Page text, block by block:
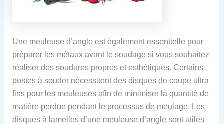
Une meuleuse d’angle est également essentielle pour
préparer les métaux avant le soudage si vous souhaitez
réaliser des soudures propres et esthétiques. Certains
postes à souder nécessitent des disques de coupe ultra
fins pour les meuleuses afin de minimiser la quantité de
matière perdue pendant le processus de meulage. Les
disques à lamelles d’une meuleuse d’angle sont utiles